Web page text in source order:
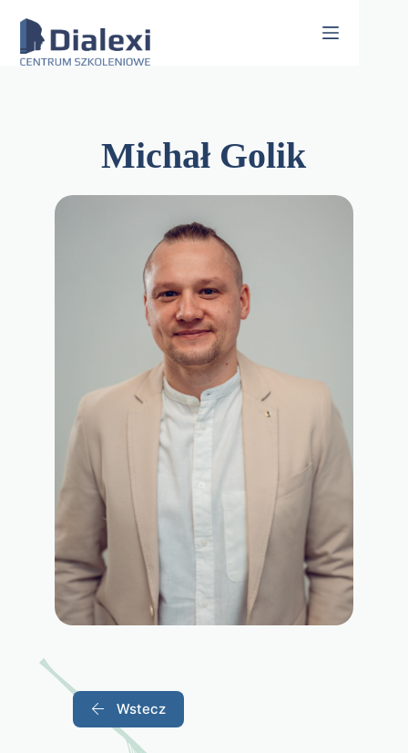
content
Michał Golik
Wstecz